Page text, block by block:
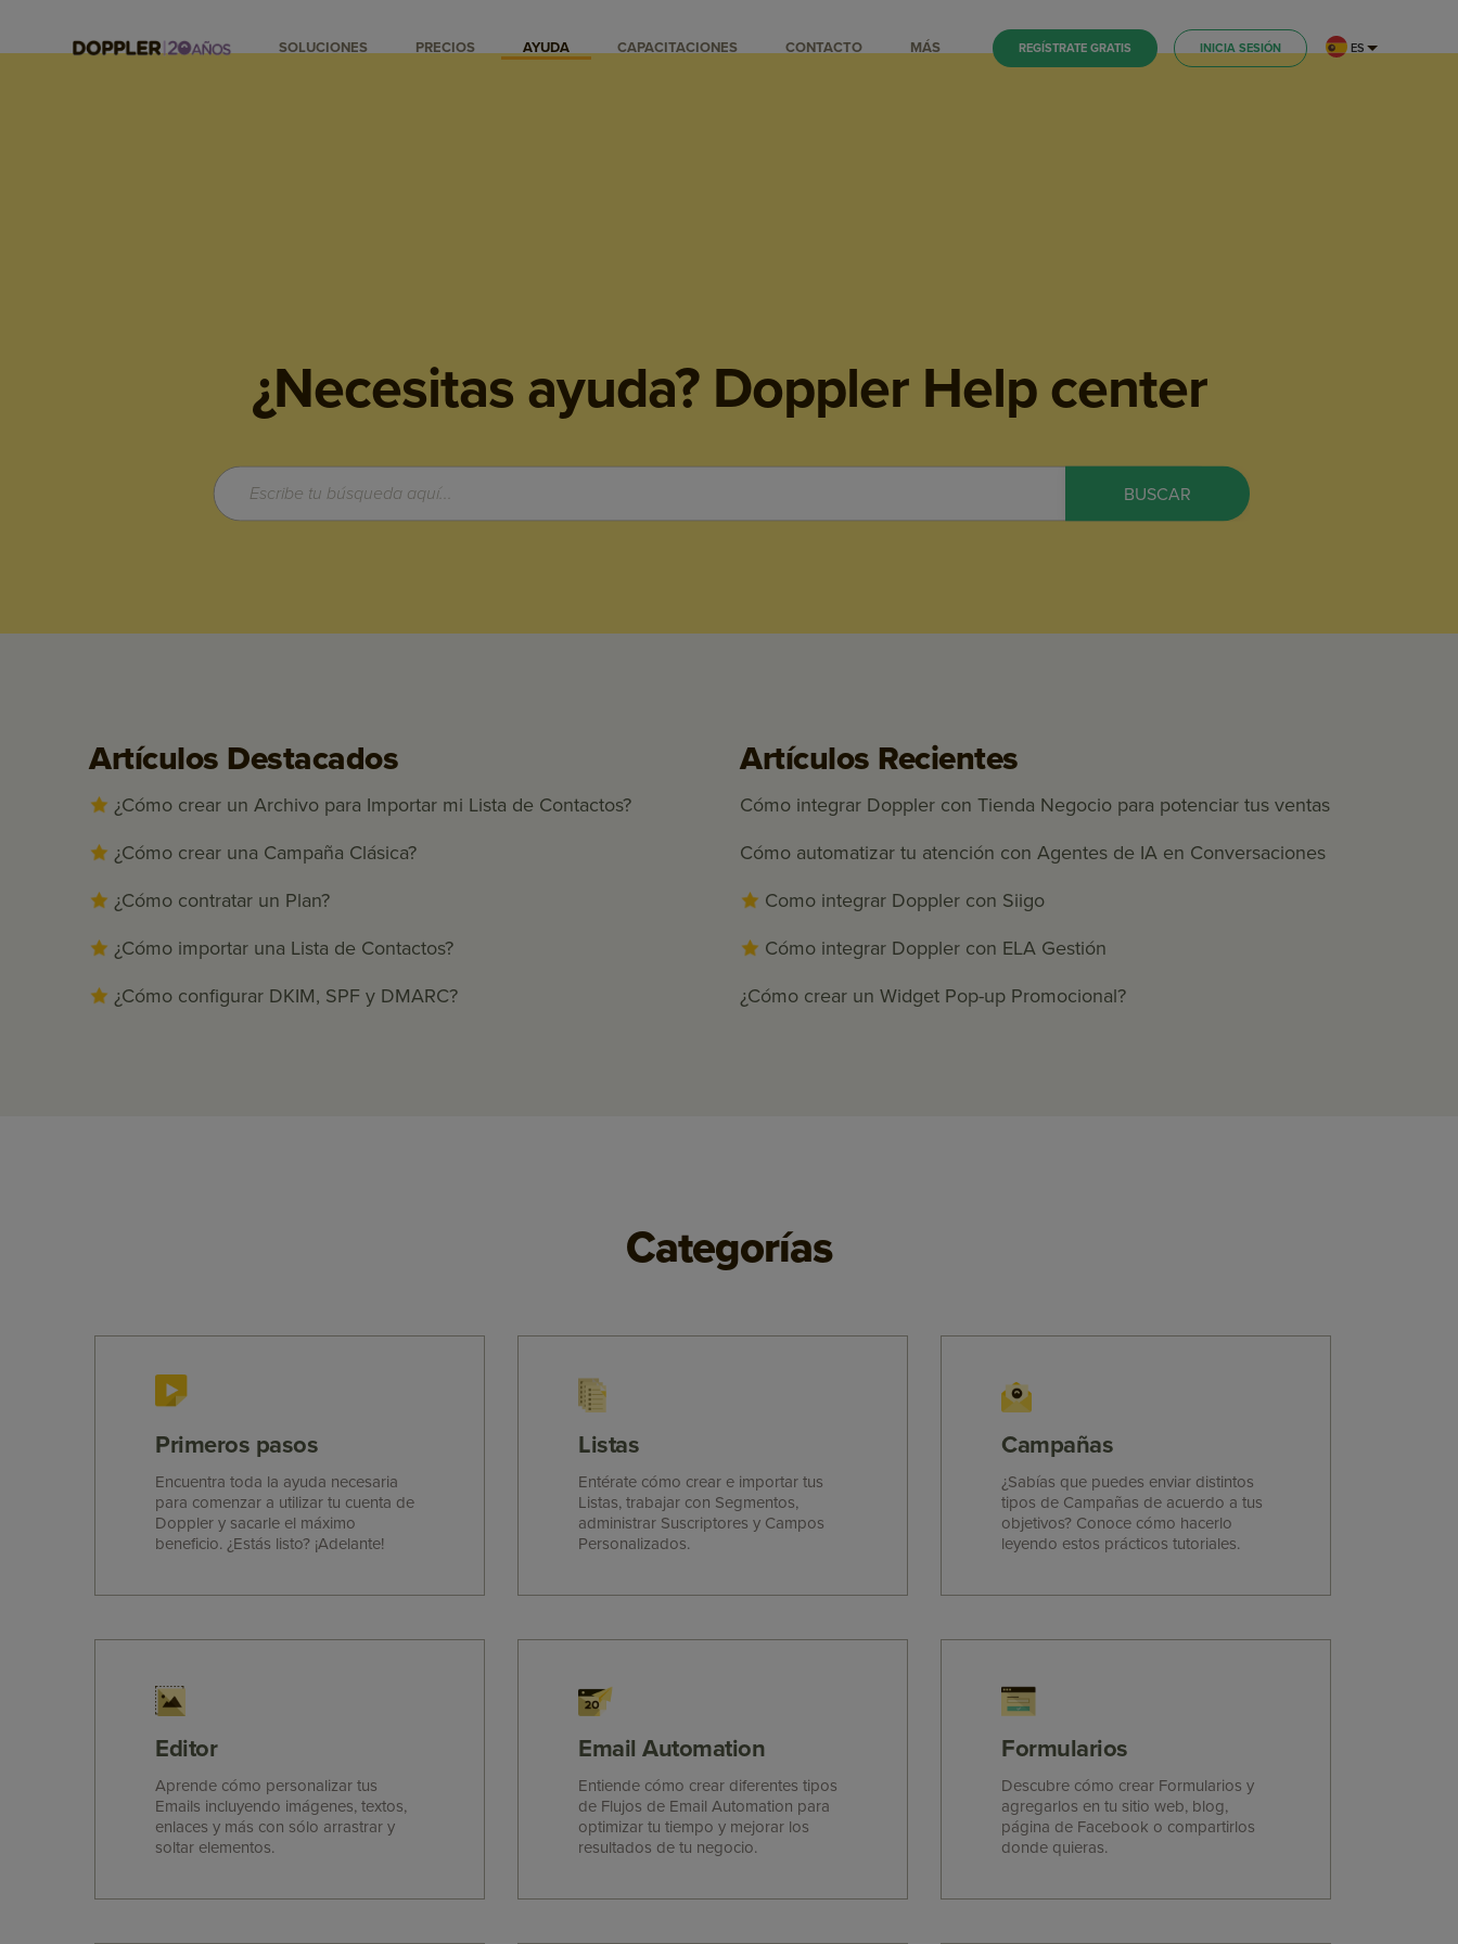
SOLUCIONES PRECIOS AYUDA CAPACITACIONES CONTACTO MÁS REGÍSTRATE GRATIS INICIA SESIÓN ES
¿Necesitas ayuda? Doppler Help center
Artículos Destacados
¿Cómo crear un Archivo para Importar mi Lista de Contactos?
¿Cómo crear una Campaña Clásica?
¿Cómo contratar un Plan?
¿Cómo importar una Lista de Contactos?
¿Cómo configurar DKIM, SPF y DMARC?
Artículos Recientes
Cómo integrar Doppler con Tienda Negocio para potenciar tus ventas
Cómo automatizar tu atención con Agentes de IA en Conversaciones
Como integrar Doppler con Siigo
Cómo integrar Doppler con ELA Gestión
¿Cómo crear un Widget Pop-up Promocional?
Categorías
Primeros pasos
Encuentra toda la ayuda necesaria
para comenzar a utilizar tu cuenta de
Doppler y sacarle el máximo
beneficio. ¿Estás listo? ¡Adelante!
Listas
Entérate cómo crear e importar tus
Listas, trabajar con Segmentos,
administrar Suscriptores y Campos
Personalizados.
Campañas
¿Sabías que puedes enviar distintos
tipos de Campañas de acuerdo a tus
objetivos? Conoce cómo hacerlo
leyendo estos prácticos tutoriales.
Editor
Aprende cómo personalizar tus
Emails incluyendo imágenes, textos,
enlaces y más con sólo arrastrar y
soltar elementos.
Email Automation
Entiende cómo crear diferentes tipos
de Flujos de Email Automation para
optimizar tu tiempo y mejorar los
resultados de tu negocio.
Formularios
Descubre cómo crear Formularios y
agregarlos en tu sitio web, blog,
página de Facebook o compartirlos
donde quieras.